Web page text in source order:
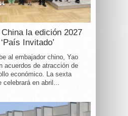
la edición 2027
Invitado’
al embajador chino, Yao
acuerdos de atracción de
económico. La sexta
en abril...